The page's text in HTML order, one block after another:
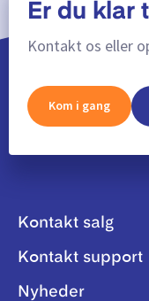
Er du klar
Kontakt os eller
Kom i gang
Kontakt salg
Kontakt support
Nyheder